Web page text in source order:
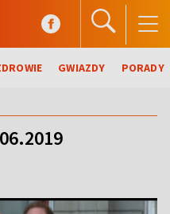
GWIAZDY PORADY